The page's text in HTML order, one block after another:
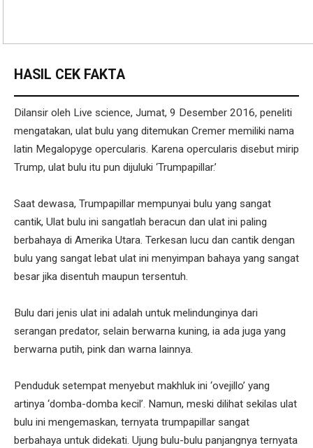
HASIL CEK FAKTA
Dilansir oleh Live science, Jumat, 9 Desember 2016, peneliti
mengatakan, ulat bulu yang ditemukan Cremer memiliki nama
latin Megalopyge opercularis. Karena opercularis disebut mirip
Trump, ulat bulu itu pun dijuluki ‘Trumpapillar.’
Saat dewasa, Trumpapillar mempunyai bulu yang sangat
cantik, Ulat bulu ini sangatlah beracun dan ulat ini paling
berbahaya di Amerika Utara. Terkesan lucu dan cantik dengan
bulu yang sangat lebat ulat ini menyimpan bahaya yang sangat
besar jika disentuh maupun tersentuh.
Bulu dari jenis ulat ini adalah untuk melindunginya dari
serangan predator, selain berwarna kuning, ia ada juga yang
berwarna putih, pink dan warna lainnya.
Penduduk setempat menyebut makhluk ini ‘ovejillo’ yang
artinya ‘domba-domba kecil’. Namun, meski dilihat sekilas ulat
bulu ini mengemaskan, ternyata trumpapillar sangat
berbahaya untuk didekati. Ujung bulu-bulu panjangnya ternyata